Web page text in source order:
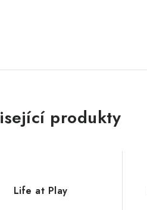
produkty
Life at Play